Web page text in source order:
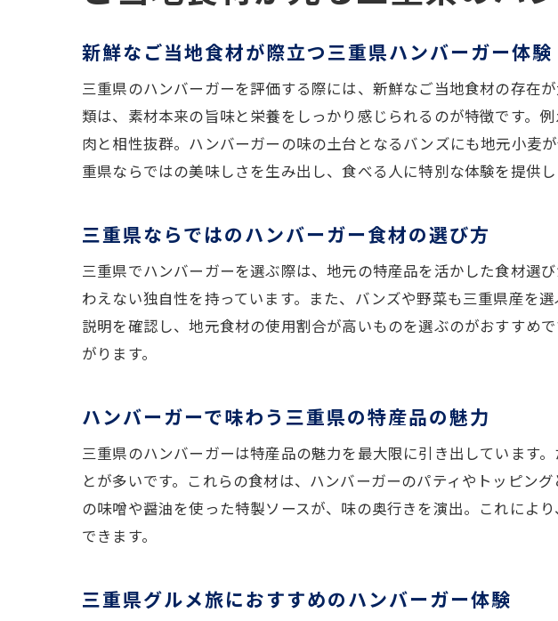
三重県ご当地バ
ハンバーガー選
三重県の個性派
ご当地感満載の
地元グルメ好き必見
三重県の食材を
地元ファンが選
三重県グルメで
三重県産食材が
新鮮なご当地食材が際立つ三重県ハンバーガー体験
三重県のハンバーガーを評価する際には、新鮮なご当地食材の存在
類は、素材本来の旨味と栄養をしっかり感じられるのが特徴です。
肉と相性抜群。ハンバーガーの味の土台となるバンズにも地元小麦
重県ならではの美味しさを生み出し、食べる人に特別な体験を提供し
三重県ならではのハンバーガー食材の選び方
三重県でハンバーガーを選ぶ際は、地元の特産品を活かした食材選
わえない独自性を持っています。また、バンズや野菜も三重県産を
説明を確認し、地元食材の使用割合が高いものを選ぶのがおすすめ
がります。
ハンバーガーで味わう三重県の特産品の魅力
三重県のハンバーガーは特産品の魅力を最大限に引き出しています
とが多いです。これらの食材は、ハンバーガーのパティやトッピン
の味噌や醤油を使った特製ソースが、味の奥行きを演出。これによ
できます。
三重県グルメ旅におすすめのハンバーガー体験